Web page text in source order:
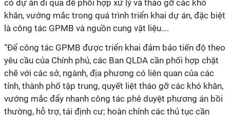
có dự án đi qua để phối hợp xử lý và tháo gỡ các khó
khăn, vướng mắc trong quá trình triển khai dự án, đặc biệt
là công tác GPMB và nguồn cung vật liệu….
“Để công tác GPMB được triển khai đảm bảo tiến độ theo
yêu cầu của Chính phủ, các Ban QLDA cần phối hợp chặt
chẽ với các sở, ngành, địa phương có liên quan của các
tỉnh, thành phố tập trung, quyết liệt tháo gỡ các khó khăn,
vướng mắc đẩy nhanh công tác phê duyệt phương án bồi
thường, hỗ trợ, tái định cư; hoàn chỉnh các thủ tục cần